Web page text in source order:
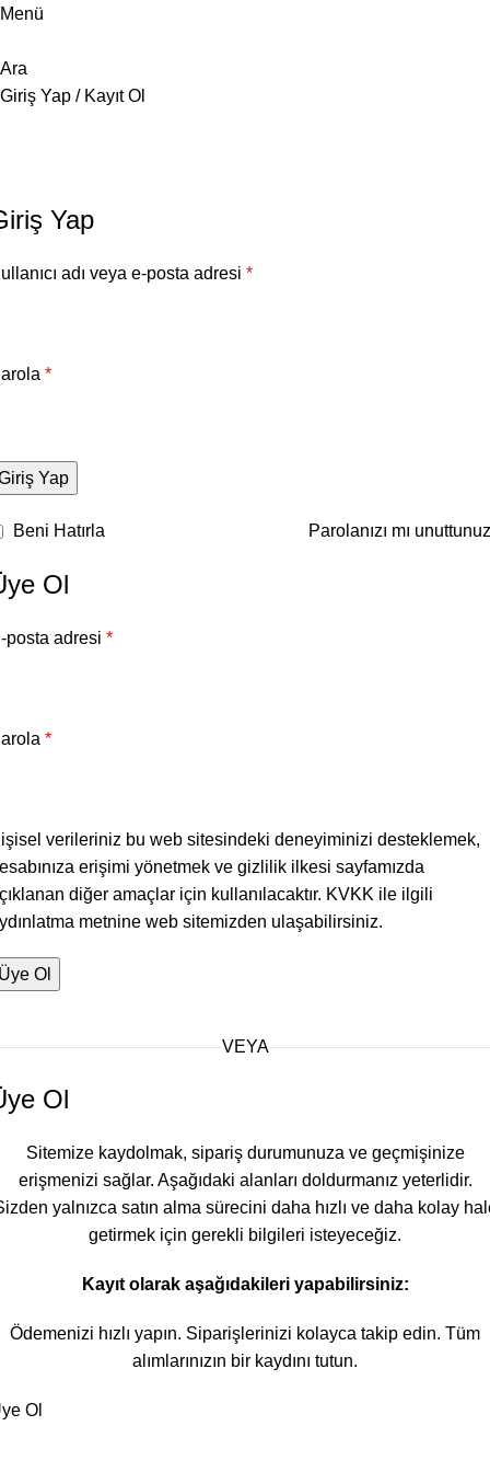
Menü
Ara
Giriş Yap / Kayıt Ol
Yap
adı veya e-posta adresi *
*
Yap
Parolanızı mı
Beni Hatırla
Ol
posta adresi *
*
verileriniz bu web sitesindeki deneyiminizi desteklemek,
erişimi yönetmek ve gizlilik ilkesi sayfamızda
diğer amaçlar için kullanılacaktır. KVKK ile ilgili
metnine web sitemizden ulaşabilirsiniz.
Ol
VEYA
Ol
Sitemize kaydolmak, sipariş durumunuza ve geçmişinize
erişmenizi sağlar. Aşağıdaki alanları doldurmanız yeterlidir.
yalnızca satın alma sürecini daha hızlı ve daha kolay
getirmek için gerekli bilgileri isteyeceğiz.
Kayıt olarak aşağıdakileri yapabilirsiniz:
Ödemenizi hızlı yapın. Siparişlerinizi kolayca takip edin. Tüm
alımlarınızın bir kaydını tutun.
Ol